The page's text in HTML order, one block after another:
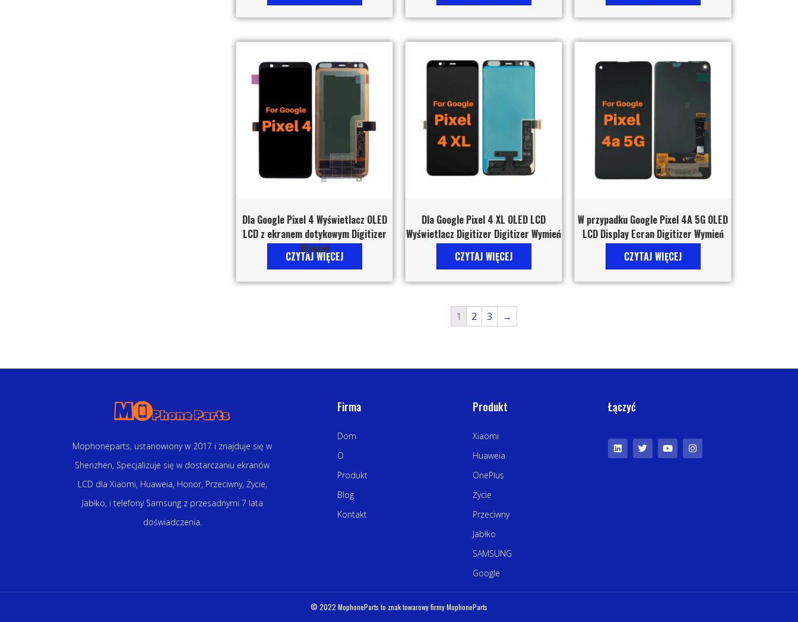
Dla Google Pixel 4 Wyświetlacz OLED
LCD z ekranem dotykowym Digitizer
Wymień
CZYTAJ WIĘCEJ
Dla Google Pixel 4 XL OLED LCD
Wyświetlacz Digitizer Digitizer Wymień
CZYTAJ WIĘCEJ
W przypadku Google Pixel 4A 5G OLED
LCD Display Ecran Digitizer Wymień
CZYTAJ WIĘCEJ
1 2 3 →
Mophoneparts, ustanowiony w 2017 i znajduje się w
Shenzhen, Specjalizuje się w dostarczaniu ekranów
LCD dla Xiaomi, Huaweia, Honor, Przeciwny, Życie,
Jabłko, i telefony Samsung z przesadnymi 7 lata
doświadczenia.
Firma
Dom
O
Produkt
Blog
Kontakt
Produkt
Xiaomi
Huaweia
OnePlus
Życie
Przeciwny
Jabłko
SAMSUNG
Google
Łączyć
© 2022 MophoneParts to znak towarowy firmy MophoneParts